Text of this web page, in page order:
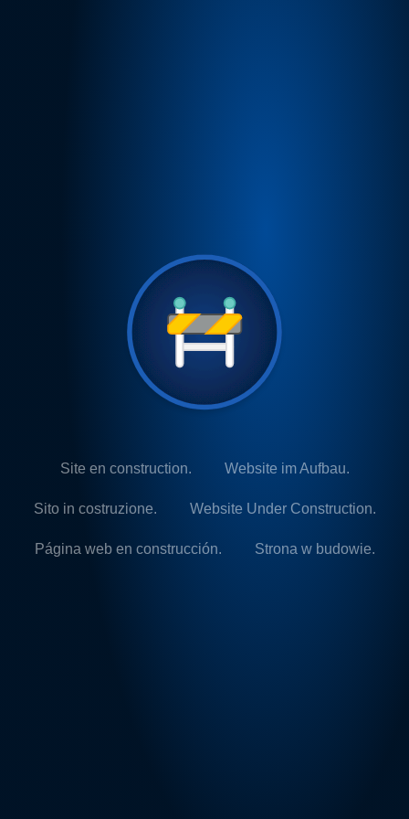
Site en construction. Website im Aufbau.
Sito in costruzione. Website Under Construction.
Página web en construcción. Strona w budowie.